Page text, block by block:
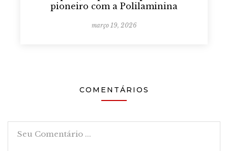
pioneiro com a Polilaminina
março 19, 2026
COMENTÁRIOS